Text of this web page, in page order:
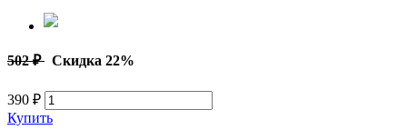
502 ₽ Скидка 22%
390 ₽
Купить